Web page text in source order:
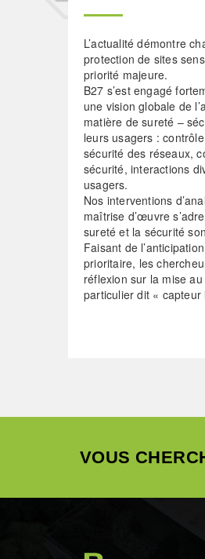
L’actualité démontre
protection de sites
priorité majeure.
B27 s’est engagé
une vision globale de
matière de sureté –
leurs usagers :
sécurité des réseaux,
sécurité, interactions
usagers.
Nos interventions
maîtrise d’œuvre
sureté et la sécurité
Faisant de
prioritaire, les
réflexion sur la mise
particulier dit « capteur
VOUS